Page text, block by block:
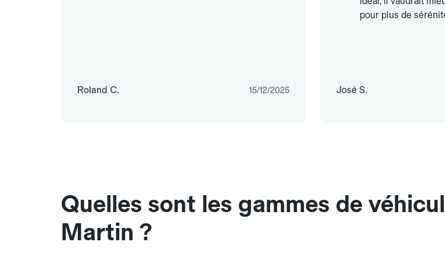
Roland C. 15/12/2025
pour plus de
José S.
Quelles sont les gammes de
Martin ?